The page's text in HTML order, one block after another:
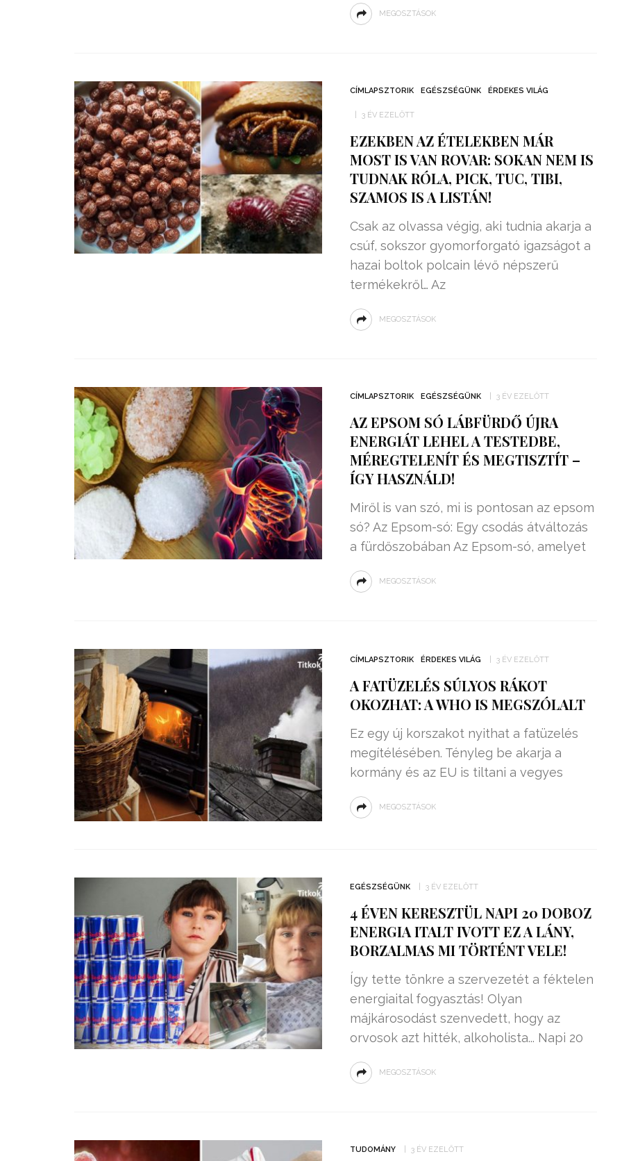
MEGOSZTÁSOK
CÍMLAPSZTORIK EGÉSZSÉGÜNK ÉRDEKES VILÁG
3 ÉV EZELŐTT
EZEKBEN AZ ÉTELEKBEN MÁR
MOST IS VAN ROVAR: SOKAN NEM IS
TUDNAK RÓLA, PICK, TUC, TIBI,
SZAMOS IS A LISTÁN!
Csak az olvassa végig, aki tudnia akarja a
csúf, sokszor gyomorforgató igazságot a
hazai boltok polcain lévő népszerű
termékekről… Az
MEGOSZTÁSOK
CÍMLAPSZTORIK EGÉSZSÉGÜNK 3 ÉV EZELŐTT
AZ EPSOM SÓ LÁBFÜRDŐ ÚJRA
ENERGIÁT LEHEL A TESTEDBE,
MÉREGTELENÍT ÉS MEGTISZTÍT –
ÍGY HASZNÁLD!
Miről is van szó, mi is pontosan az epsom
só? Az Epsom-só: Egy csodás átváltozás
a fürdőszobában Az Epsom-só, amelyet
MEGOSZTÁSOK
CÍMLAPSZTORIK ÉRDEKES VILÁG 3 ÉV EZELŐTT
A FATÜZELÉS SÚLYOS RÁKOT
OKOZHAT: A WHO IS MEGSZÓLALT
Ez egy új korszakot nyithat a fatüzelés
megítélésében. Tényleg be akarja a
kormány és az EU is tiltani a vegyes
MEGOSZTÁSOK
EGÉSZSÉGÜNK 3 ÉV EZELŐTT
4 ÉVEN KERESZTÜL NAPI 20 DOBOZ
ENERGIA ITALT IVOTT EZ A LÁNY,
BORZALMAS MI TÖRTÉNT VELE!
Így tette tönkre a szervezetét a féktelen
energiaital fogyasztás! Olyan
májkárosodást szenvedett, hogy az
orvosok azt hitték, alkoholista... Napi 20
MEGOSZTÁSOK
TUDOMÁNY 3 ÉV EZELŐTT
NULLÁZZA AZ ÁRAMSZÁMLÁT
EZ A MOTOR!
TERMELHETNÉNEK A